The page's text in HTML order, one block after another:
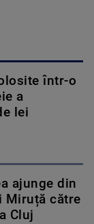
într-o
a
lei
ajunge din
Miruță către
Cluj